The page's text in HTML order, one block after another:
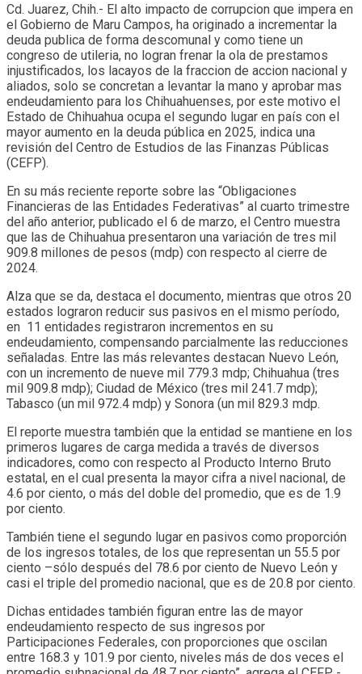
Cd. Juarez, Chih.- El alto impacto de corrupcion que impera en
el Gobierno de Maru Campos, ha originado a incrementar la
deuda publica de forma descomunal y como tiene un
congreso de utileria, no logran frenar la ola de prestamos
injustificados, los lacayos de la fraccion de accion nacional y
aliados, solo se concretan a levantar la mano y aprobar mas
endeudamiento para los Chihuahuenses, por este motivo el
Estado de Chihuahua ocupa el segundo lugar en país con el
mayor aumento en la deuda pública en 2025, indica una
revisión del Centro de Estudios de las Finanzas Públicas
(CEFP).
En su más reciente reporte sobre las “Obligaciones
Financieras de las Entidades Federativas” al cuarto trimestre
del año anterior, publicado el 6 de marzo, el Centro muestra
que las de Chihuahua presentaron una variación de tres mil
909.8 millones de pesos (mdp) con respecto al cierre de
2024.
Alza que se da, destaca el documento, mientras que otros 20
estados lograron reducir sus pasivos en el mismo período,
en 11 entidades registraron incrementos en su
endeudamiento, compensando parcialmente las reducciones
señaladas. Entre las más relevantes destacan Nuevo León,
con un incremento de nueve mil 779.3 mdp; Chihuahua (tres
mil 909.8 mdp); Ciudad de México (tres mil 241.7 mdp);
Tabasco (un mil 972.4 mdp) y Sonora (un mil 829.3 mdp.
El reporte muestra también que la entidad se mantiene en los
primeros lugares de carga medida a través de diversos
indicadores, como con respecto al Producto Interno Bruto
estatal, en el cual presenta la mayor cifra a nivel nacional, de
4.6 por ciento, o más del doble del promedio, que es de 1.9
por ciento.
También tiene el segundo lugar en pasivos como proporción
de los ingresos totales, de los que representan un 55.5 por
ciento –sólo después del 78.6 por ciento de Nuevo León y
casi el triple del promedio nacional, que es de 20.8 por ciento.
Dichas entidades también figuran entre las de mayor
endeudamiento respecto de sus ingresos por
Participaciones Federales, con proporciones que oscilan
entre 168.3 y 101.9 por ciento, niveles más de dos veces el